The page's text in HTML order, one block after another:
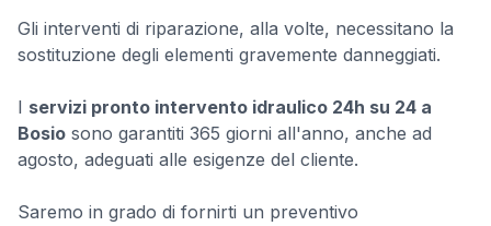
Gli interventi di riparazione, alla volte, necessitano la
sostituzione degli elementi gravemente danneggiati.
I servizi pronto intervento idraulico 24h su 24 a
Bosio sono garantiti 365 giorni all'anno, anche ad
agosto, adeguati alle esigenze del cliente.
Saremo in grado di fornirti un preventivo